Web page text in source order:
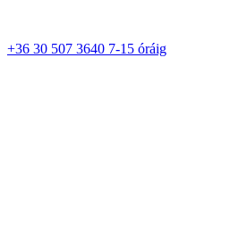
+36 30 507 3640 7-15 óráig